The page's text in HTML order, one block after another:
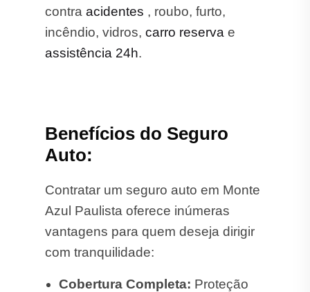
contra acidentes , roubo, furto,
incêndio, vidros, carro reserva e
assistência 24h.
Benefícios do Seguro
Auto:
Contratar um seguro auto em Monte
Azul Paulista oferece inúmeras
vantagens para quem deseja dirigir
com tranquilidade:
Cobertura Completa: Proteção